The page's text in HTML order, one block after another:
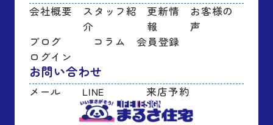
会社概要
スタッフ紹
介
更新情
報
お客様の
声
ブログ
コラム
会員登録
ログイン
お問い合わせ
メール LINE 来店予約